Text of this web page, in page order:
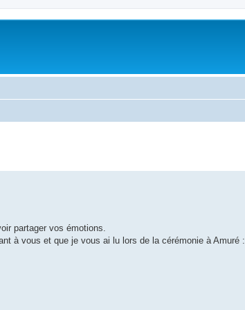
partager vos émotions.
à vous et que je vous ai lu lors de la cérémonie à Amuré :